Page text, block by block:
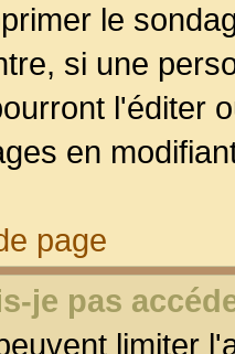
le
si une
l'éditer
en
page
je pas
limiter